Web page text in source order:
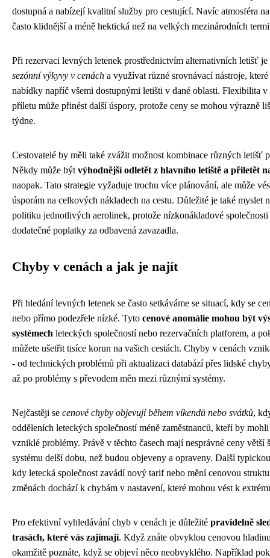
dostupná a nabízejí kvalitní služby pro cestující. Navíc atmosféra
často klidnější a méně hektická než na velkých mezinárodních
Při rezervaci levných letenek prostřednictvím alternativních letišť je
sezónní výkyvy v cenách a využívat různé srovnávací nástroje,
nabídky napříč všemi dostupnými letišti v dané oblasti. Flexibilita v
příletu může přinést další úspory, protože ceny se mohou výrazně
týdne.
Cestovatelé by měli také zvážit možnost kombinace různých letišť
Někdy může být výhodnější odletět z hlavního letiště a přiletět
naopak. Tato strategie vyžaduje trochu více plánování, ale může
úsporám na celkových nákladech na cestu. Důležité je také myslet
politiku jednotlivých aerolinek, protože nízkonákladové společnosti
dodatečné poplatky za odbavená zavazadla.
Chyby v cenách a jak je najít
Při hledání levných letenek se často setkáváme se situací, kdy se
nebo přímo podezřele nízké. Tyto cenové anomálie mohou být
systémech leteckých společností nebo rezervačních platforem, a
můžete ušetřit tisíce korun na vašich cestách. Chyby v cenách
- od technických problémů při aktualizaci databází přes lidské
až po problémy s převodem měn mezi různými systémy.
Nejčastěji se cenové chyby objevují během víkendů nebo svátků,
odděleních leteckých společností méně zaměstnanců, kteří by
vzniklé problémy. Právě v těchto časech mají nesprávné ceny větší
systému delší dobu, než budou objeveny a opraveny. Další
kdy letecká společnost zavádí nový tarif nebo mění cenovou
změnách dochází k chybám v nastavení, které mohou vést k
Pro efektivní vyhledávání chyb v cenách je důležité pravidelně
trasách, které vás zajímají. Když znáte obvyklou cenovou
okamžitě poznáte, když se objeví něco neobvyklého. Například